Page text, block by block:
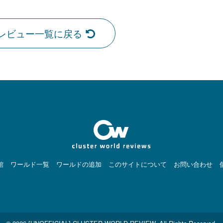
ビュー一覧に戻る
ワールド一覧 ワールドの追加 このサイトについて お問い合わせ